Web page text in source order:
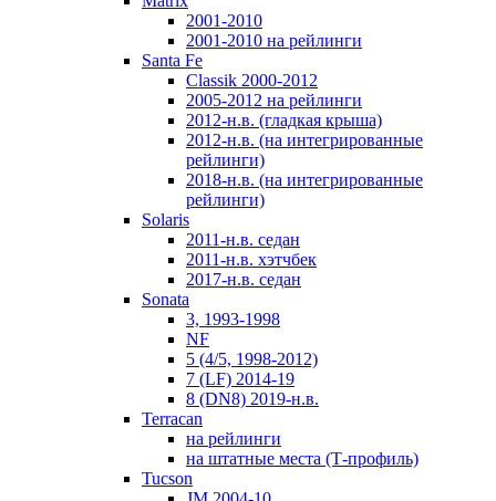
2001-2010
2001-2010 на рейлинги
Santa Fe
Classik 2000-2012
2005-2012 на рейлинги
2012-н.в. (гладкая крыша)
2012-н.в. (на интегрированные
рейлинги)
2018-н.в. (на интегрированные
рейлинги)
Solaris
2011-н.в. седан
2011-н.в. хэтчбек
2017-н.в. седан
Sonata
3, 1993-1998
NF
5 (4/5, 1998-2012)
7 (LF) 2014-19
8 (DN8) 2019-н.в.
Terracan
на рейлинги
на штатные места (Т-профиль)
Tucson